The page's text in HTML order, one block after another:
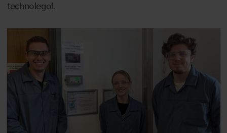
technolegol.